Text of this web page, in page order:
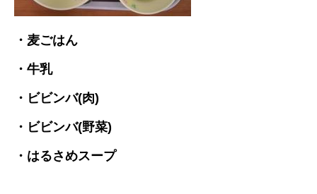
・麦ごはん
・牛乳
・ビビンバ(肉)
・ビビンバ(野菜)
・はるさめスープ